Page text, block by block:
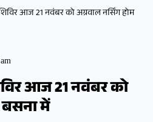
आज 21 नवंबर को अग्रवाल नर्सिंग होम
आज 21 नवंबर को
बसना में